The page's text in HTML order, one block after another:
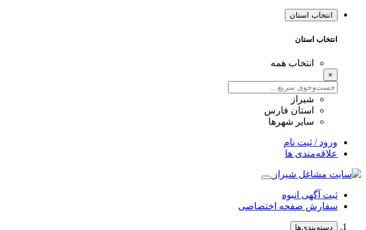
انتخاب استان
انتخاب استان
انتخاب همه
×
شیراز
استان فارس
سایر شهرها
ورود / ثبت نام
علاقه‌مندی ها
ثبت آگهی انبوه
سفارش صفحه اختصاصی
دسته‌بندی‌ها